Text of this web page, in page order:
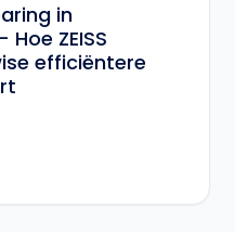
in
ZEISS
efficiëntere